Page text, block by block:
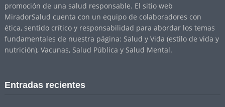
promoción de una salud responsable. El sitio web
MiradorSalud cuenta con un equipo de colaboradores con
ética, sentido crítico y responsabilidad para abordar los temas
fundamentales de nuestra página: Salud y Vida (estilo de vida y
nutrición), Vacunas, Salud Pública y Salud Mental.
Entradas recientes